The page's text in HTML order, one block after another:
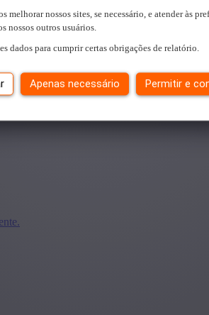
melhorar nossos sites, se necessário, e atender às
nossos outros usuários.
dados para cumprir certas obrigações de relatório.
Apenas necessário Permitir e
você.